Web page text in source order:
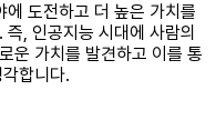
도전하고 더 높은 가치를
, 인공지능 시대에 사람의
운 가치를 발견하고 이를 통
합니다.